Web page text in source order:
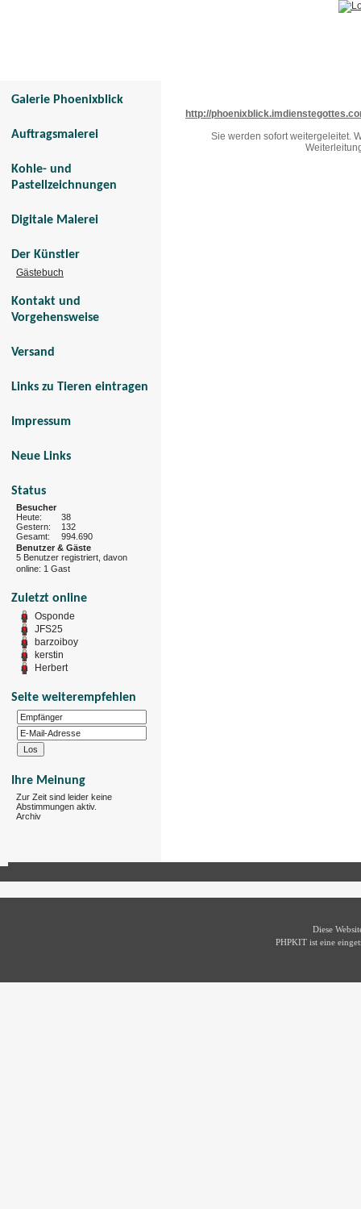
Galerie Phoenixblick
Auftragsmalerei
Kohle- und
Pastellzeichnungen
Digitale Malerei
Der Künstler
Gästebuch
Kontakt und
Vorgehensweise
Versand
Links zu Tieren eintragen
Impressum
Neue Links
Status
Besucher
Heute:
38
Gestern:
132
Gesamt:
994.690
Benutzer & Gäste
5 Benutzer registriert, davon
online: 1 Gast
Zuletzt online
Osponde
JFS25
barzoiboy
kerstin
Herbert
Seite weiterempfehlen
Ihre Meinung
Zur Zeit sind leider keine
Abstimmungen aktiv.
Archiv
http://
Sie werden sofort weitergeleitet.
Diese
PHPKIT ist eine